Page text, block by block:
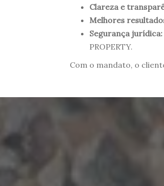
Clareza e
Melhores
Segurança jurídica:
PROPERTY.
Com o mandato, o